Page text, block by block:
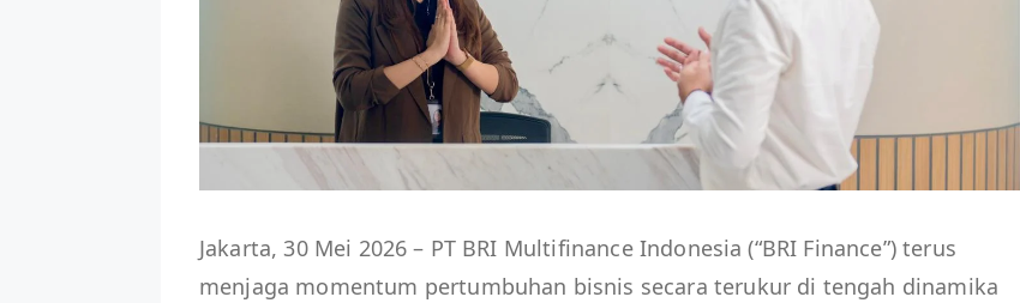
Jakarta, 30 Mei 2026 – PT BRI Multifinance Indonesia (“BRI Finance”) terus
menjaga momentum pertumbuhan bisnis secara terukur di tengah dinamika